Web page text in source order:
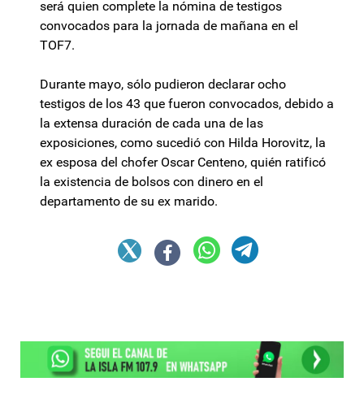
será quien complete la nómina de testigos
convocados para la jornada de mañana en el
TOF7.
Durante mayo, sólo pudieron declarar ocho
testigos de los 43 que fueron convocados, debido a
la extensa duración de cada una de las
exposiciones, como sucedió con Hilda Horovitz, la
ex esposa del chofer Oscar Centeno, quién ratificó
la existencia de bolsos con dinero en el
departamento de su ex marido.